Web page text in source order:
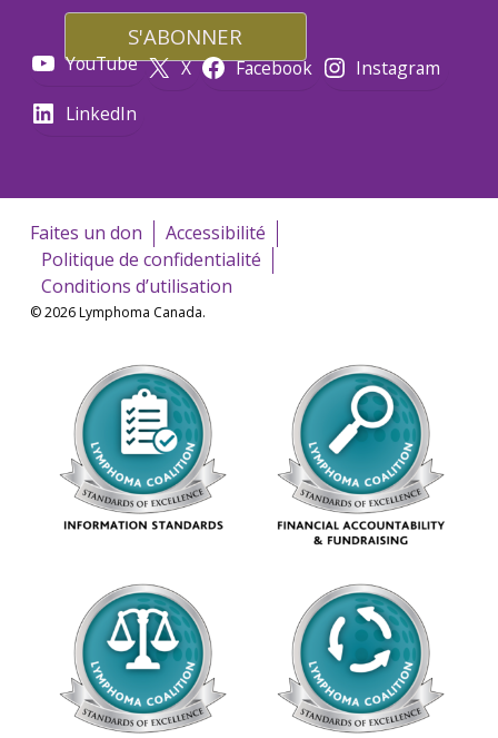
YouTube X Facebook
Instagram
LinkedIn
Faites un don
Accessibilité
Politique de confidentialité
Conditions d’utilisation
© 2026 Lymphoma Canada.